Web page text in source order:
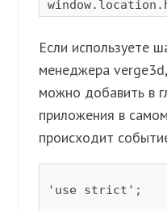
Если используете
менеджера
можно добавить в
приложения в
происходит
'use strict';